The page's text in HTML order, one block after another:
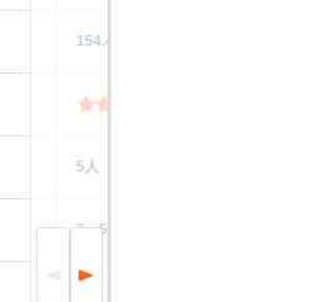
154.4万円
5人
3～5ドア